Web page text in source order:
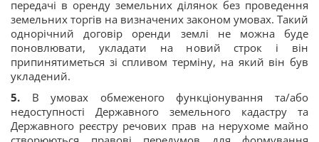
передачі в оренду земельних ділянок без проведення
земельних торгів на визначених законом умовах. Такий
однорічний договір оренди землі не можна буде
поновлювати, укладати на новий строк і він
припинятиметься зі спливом терміну, на який він був
укладений.
5. В умовах обмеженого функціонування та/або
недоступності Державного земельного кадастру та
Державного реєстру речових прав на нерухоме майно